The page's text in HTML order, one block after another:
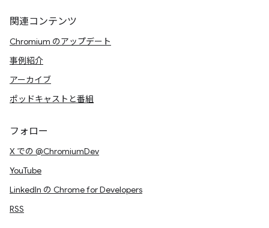
関連コンテンツ
Chromium のアップデート
事例紹介
アーカイブ
ポッドキャストと番組
フォロー
X での @ChromiumDev
YouTube
LinkedIn の Chrome for Developers
RSS